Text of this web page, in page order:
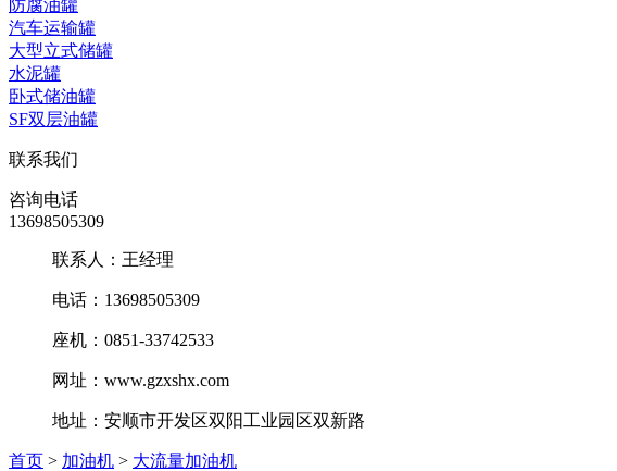
防腐油罐
汽车运输罐
大型立式储罐
水泥罐
卧式储油罐
SF双层油罐
联系我们
咨询电话
13698505309
联系人：王经理
电话：13698505309
座机：0851-33742533
网址：www.gzxshx.com
地址：安顺市开发区双阳工业园区双新路
首页 > 加油机 > 大流量加油机